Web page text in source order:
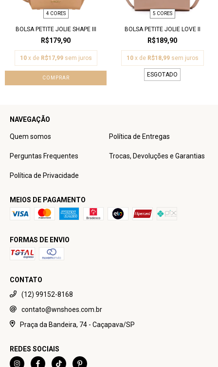
4 CORES
BOLSA PETITE JOLIE SHAPE III
R$179,90
10 x de R$17,99 sem juros
COMPRAR
5 CORES
BOLSA PETITE JOLIE LOVE II
R$189,90
10 x de R$18,99 sem juros
ESGOTADO
NAVEGAÇÃO
Quem somos Política de Entregas
Perguntas Frequentes Trocas, Devoluções e Garantias
Política de Privacidade
MEIOS DE PAGAMENTO
FORMAS DE ENVIO
CONTATO
(12) 99152-8168
contato@wnshoes.com.br
Praça da Bandeira, 74 - Caçapava/SP
REDES SOCIAIS